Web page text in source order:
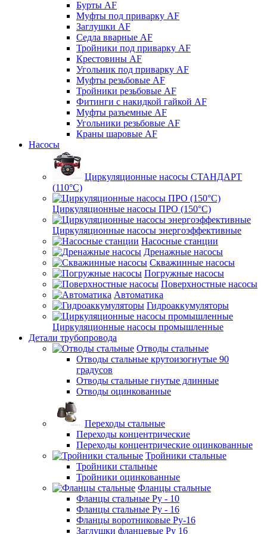
Бурты AF
Муфты под приварку AF
Заглушки AF
Седла вварные AF
Тройники под приварку AF
Крестовины AF
Угольник под приварку AF
Муфты резьбовые AF
Тройники резьбовые AF
Фитинги с накидкой гайкой AF
Муфты разъемные AF
Угольники резьбовые AF
Краны шаровые AF
Насосы
Циркуляционные насосы СТАНДАРТ
(110°C)
Циркуляционные насосы ПРО (150°C)
Циркуляционные насосы энергоэффективные
Насосные станции
Дренажные насосы
Скважинные насосы
Погружные насосы
Поверхностные насосы
Автоматика
Гидроаккумуляторы
Циркуляционные насосы промышленные
Детали трубопровода
Отводы стальные
Отводы стальные крутоизогнутые 90
градусов
Отводы стальные гнутые длинные
Отводы оцинкованные
Переходы стальные
Переходы концентрические
Переходы концентрические оцинкованные
Тройники стальные
Тройники стальные
Тройники оцинкованные
Фланцы стальные
Фланцы стальные Ру - 10
Фланцы стальные Ру - 16
Фланцы воротниковые Ру-16
Заглушки фланцевые Ру 16